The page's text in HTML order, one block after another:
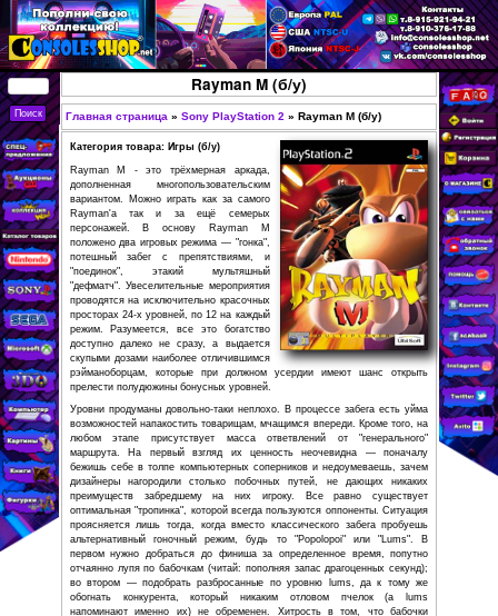
Перейти к основному
содержанию
КУПИТЬ
СОВРЕМЕННЫЕ И
РЕТРО ИГРОВЫЕ
ПРИСТАВКИ,
ИГРЫ, ФИГУРКИ,
РЕДКИЕ
КОЛЛЕКЦИОННЫЕ
ТОВАРЫ В
ИНТЕРНЕТ-
МАГАЗИНЕ
CONSOLESSHOP
Rayman M (б/у)
Вы здесь
Главная страница » Sony PlayStation 2 » Rayman
Категория товара: Игры (б/у)
Rayman M - это трёхмерная аркада,
дополненная многопользовательским
вариантом. Можно играть как за самого
Rayman'a так и за ещё семерых
персонажей. В основу Rayman M
положено два игровых режима — "гонка",
потешный забег с препятствиями, и
"поединок", этакий мультяшный
"дефматч". Увеселительные мероприятия
проводятся на исключительно красочных
просторах 24-х уровней, по 12 на каждый
режим. Разумеется, все это богатство
доступно далеко не сразу, а выдается
скупыми дозами наиболее отличившимся
рэйманоборцам, которые при должном усердии
прелести полудюжины бонусных уровней.
Уровни продуманы довольно-таки неплохо. В процессе
возможностей напакостить товарищам, мчащимся